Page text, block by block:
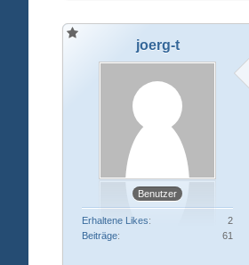
joerg-t
Benutzer
Erhaltene Likes
2
Beiträge
61